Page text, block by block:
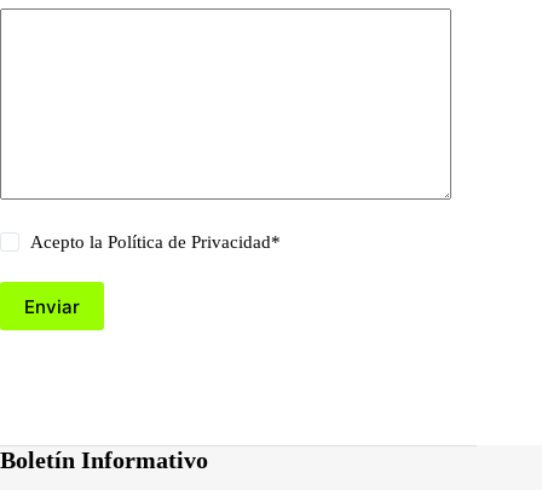
Acepto laPolítica de Privacidad*
Enviar
Boletín Informativo